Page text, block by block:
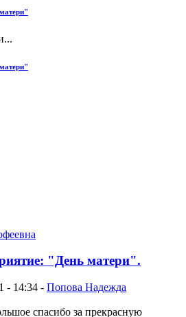
"День матери".
- 14:34 - Попова Надежда
спасибо за прекрасную